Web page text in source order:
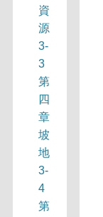
資
源
3-
3
第
四
章
坡
地
3-
4
第